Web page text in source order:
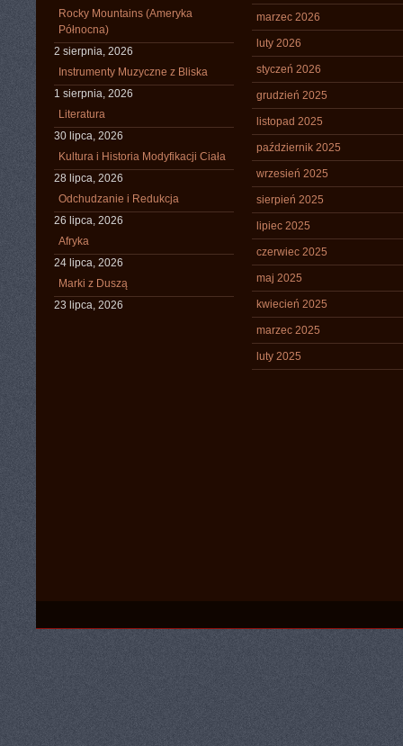
Rocky Mountains (Ameryka
Północna)
2 sierpnia, 2026
Instrumenty Muzyczne z Bliska
1 sierpnia, 2026
Literatura
30 lipca, 2026
Kultura i Historia Modyfikacji Ciała
28 lipca, 2026
Odchudzanie i Redukcja
26 lipca, 2026
Afryka
24 lipca, 2026
Marki z Duszą
23 lipca, 2026
marzec 2026
luty 2026
styczeń 2026
grudzień 2025
listopad 2025
październik 2025
wrzesień 2025
sierpień 2025
lipiec 2025
czerwiec 2025
maj 2025
kwiecień 2025
marzec 2025
luty 2025